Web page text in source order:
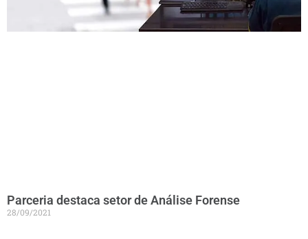
Parceria destaca setor de Análise Forense
28/09/2021